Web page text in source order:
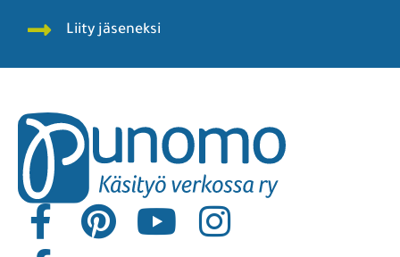
Liity jäseneksi